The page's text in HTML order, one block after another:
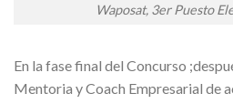
Waposat, 3er Puesto
En la fase final del Concurso
Mentoria y Coach Empresarial de